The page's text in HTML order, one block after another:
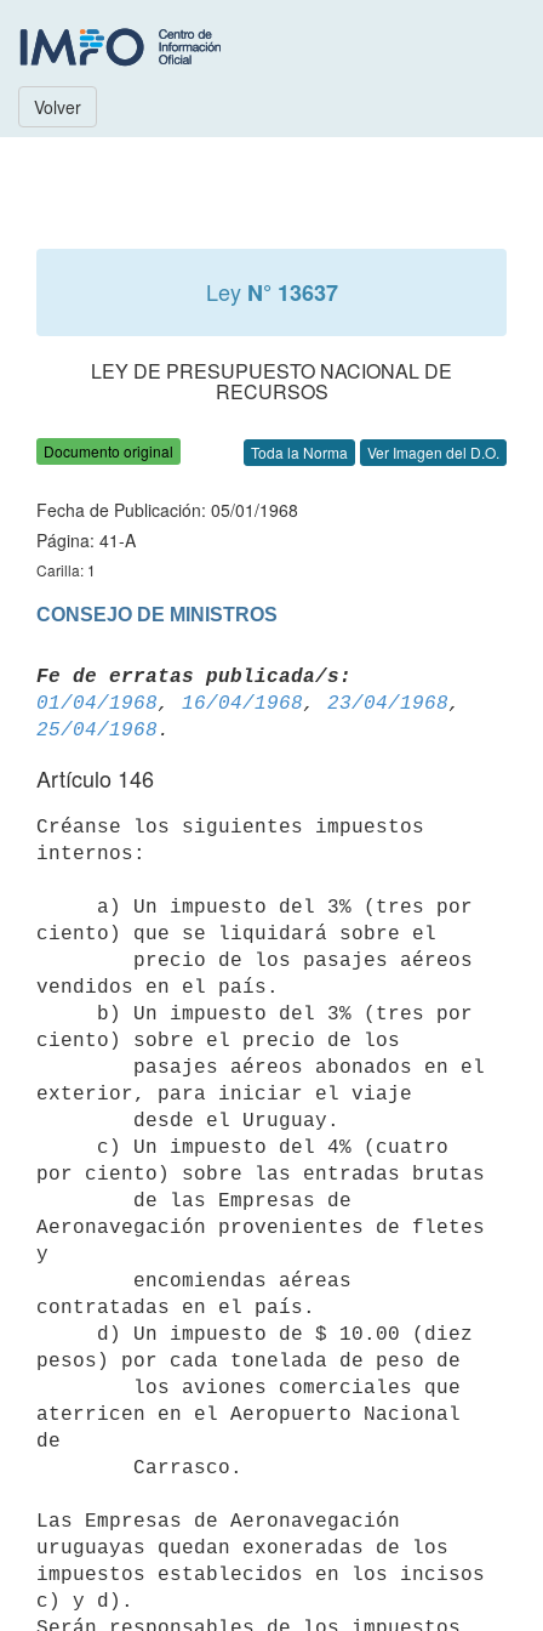
Volver
Ley N° 13637
LEY DE PRESUPUESTO NACIONAL DE
RECURSOS
Documento original Toda la Norma Ver Imagen del D.O.
Fecha de Publicación: 05/01/1968
Página: 41-A
Carilla: 1
CONSEJO DE MINISTROS
Fe de erratas publicada/s:
01/04/1968, 16/04/1968, 23/04/1968
25/04/1968
Artículo 146
Créanse los siguientes impuestos
internos:
ciento) que se liquidará sobre el
vendidos en el país.
ciento) sobre el precio de los
exterior, para iniciar el viaje
por ciento) sobre las entradas brutas
Aeronavegación provenientes de fletes
y
contratadas en el país.
pesos) por cada tonelada de peso de
aterricen en el Aeropuerto Nacional
de
Las Empresas de Aeronavegación
uruguayas quedan exoneradas de los
impuestos establecidos en los incisos
c) y d).